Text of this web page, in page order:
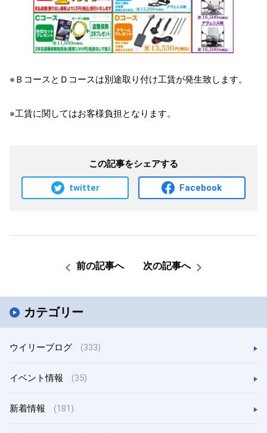
カテゴリー
ウイリーブログ (333)
イベント情報 (35)
新着情報 (181)
※ＢコースとＤコースは別途取り付け工賃が発生致します。
※工賃に関してはお客様負担となります。
この記事をシェアする
twitter Facebook
前の記事へ 次の記事へ